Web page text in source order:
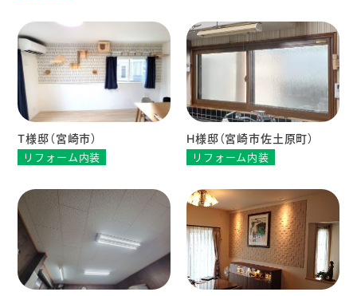
T様邸（宮崎市）
リフォーム内装
H様邸（宮崎市佐土原町）
リフォーム内装